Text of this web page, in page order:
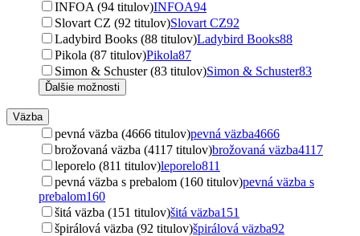
INFOA (94 titulov)INFOA94
Slovart CZ (92 titulov)Slovart CZ92
Ladybird Books (88 titulov)Ladybird Books88
Pikola (87 titulov)Pikola87
Simon & Schuster (83 titulov)Simon & Schuster83
Ďalšie možnosti
Väzba
pevná väzba (4666 titulov)pevná väzba4666
brožovaná väzba (4117 titulov)brožovaná väzba4117
leporelo (811 titulov)leporelo811
pevná väzba s prebalom (160 titulov)pevná väzba s
prebalom160
šitá väzba (151 titulov)šitá väzba151
špirálová väzba (92 titulov)špirálová väzba92